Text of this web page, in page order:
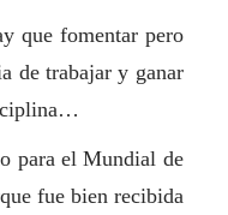
que fomentar pero
de trabajar y ganar
para el Mundial de
fue bien recibida